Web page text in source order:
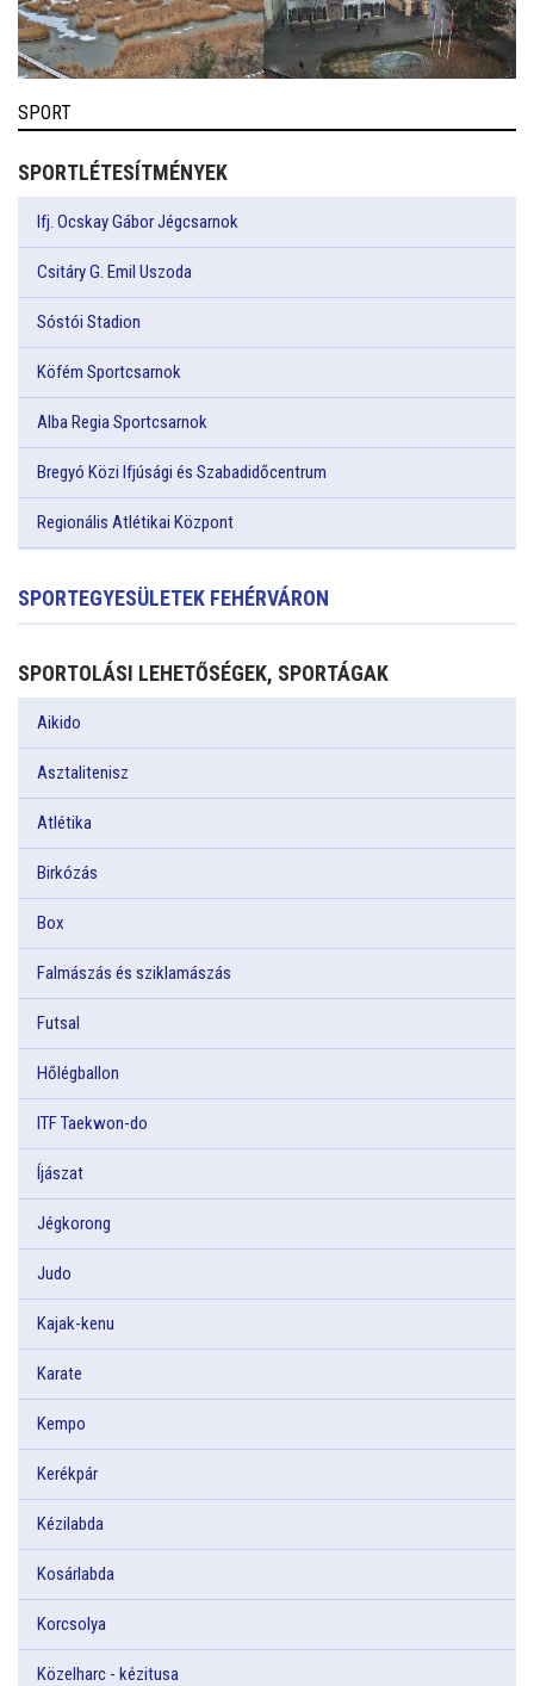
SPORT
SPORTLÉTESÍTMÉNYEK
Ifj. Ocskay Gábor Jégcsarnok
Csitáry G. Emil Uszoda
Sóstói Stadion
Köfém Sportcsarnok
Alba Regia Sportcsarnok
Bregyó Közi Ifjúsági és Szabadidőcentrum
Regionális Atlétikai Központ
SPORTEGYESÜLETEK FEHÉRVÁRON
SPORTOLÁSI LEHETŐSÉGEK, SPORTÁGAK
Aikido
Asztalitenisz
Atlétika
Birkózás
Box
Falmászás és sziklamászás
Futsal
Hőlégballon
ITF Taekwon-do
Íjászat
Jégkorong
Judo
Kajak-kenu
Karate
Kempo
Kerékpár
Kézilabda
Kosárlabda
Korcsolya
Közelharc - kézitusa